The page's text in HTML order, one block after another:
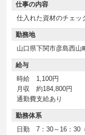
仕事の内容
仕入れた資材のチェッ
勤務地
山口県下関市彦島西山
給与
時給 1,100円
月収 約184,800円
通勤費支給あり
勤務体系
日勤 7：30～16：30